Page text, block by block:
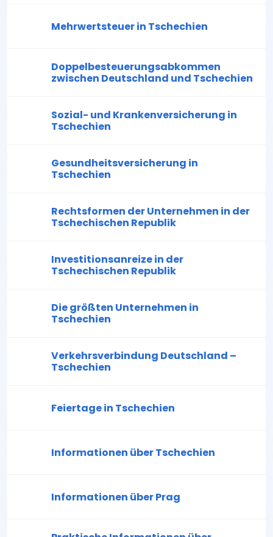
Mehrwertsteuer in Tschechien
Doppelbesteuerungsabkommen
zwischen Deutschland und Tschechien
Sozial- und Krankenversicherung in
Tschechien
Gesundheitsversicherung in
Tschechien
Rechtsformen der Unternehmen in der
Tschechischen Republik
Investitionsanreize in der
Tschechischen Republik
Die größten Unternehmen in
Tschechien
Verkehrsverbindung Deutschland –
Tschechien
Feiertage in Tschechien
Informationen über Tschechien
Informationen über Prag